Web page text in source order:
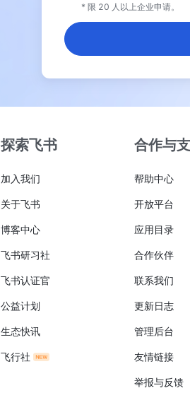
* 限 20 人以上企业申请。
探索飞书
加入我们
关于飞书
博客中心
飞书研习社
飞书认证官
公益计划
生态快讯
飞行社
合作与
帮助中心
开放平台
应用目录
合作伙伴
联系我们
更新日志
管理后台
友情链接
举报与反馈